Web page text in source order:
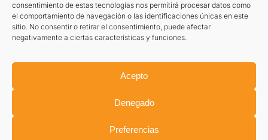
consentimiento de estas tecnologías nos permitirá procesar datos como
el comportamiento de navegación o las identificaciones únicas en este
sitio. No consentir o retirar el consentimiento, puede afectar
negativamente a ciertas características y funciones.
Acepto
Denegado
Preferencias
He leído y acepto elaviso legaly la política de privacidad
TE LLAMAMOS